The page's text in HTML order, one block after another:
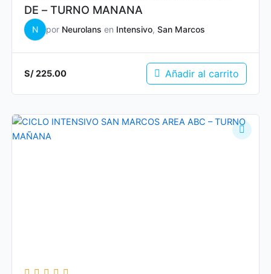
DE – TURNO MANANA
N por Neurolans en Intensivo, San Marcos
S/225.00 Añadir al carrito